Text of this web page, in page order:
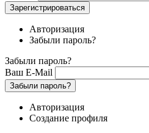
Зарегистрироваться
Авторизация
Забыли пароль?
Забыли пароль?
Ваш E-Mail
Забыли пароль?
Авторизация
Создание профиля